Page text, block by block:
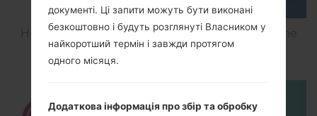
How to Flash Stock Firmware on LG Smartphone
using LG UP?
документі. Ці запити можуть бути виконані
безкоштовно і будуть розглянуті Власником у
найкоротший термін і завжди протягом
одного місяця.
Додаткова інформація про збір та обробку